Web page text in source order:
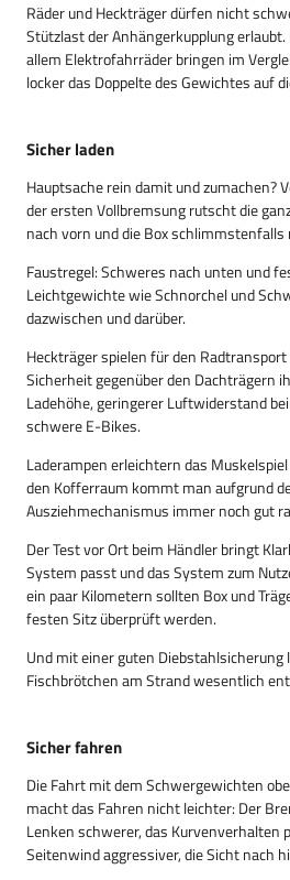
Räder und Heckträger dürfen nicht
Stützlast der Anhängerkupplung
allem Elektrofahrräder bringen im
locker das Doppelte des Gewichtes auf
Sicher laden
Hauptsache rein damit und zumachen?
der ersten Vollbremsung rutscht die
nach vorn und die Box schlimmstenfalls
Faustregel: Schweres nach unten und
Leichtgewichte wie Schnorchel und
dazwischen und darüber.
Heckträger spielen für den
Sicherheit gegenüber den Dachträgern
Ladehöhe, geringerer Luftwiderstand
schwere E-Bikes.
Laderampen erleichtern das
den Kofferraum kommt man aufgrund
Ausziehmechanismus immer noch gut
Der Test vor Ort beim Händler bringt
System passt und das System zum
ein paar Kilometern sollten Box und
festen Sitz überprüft werden.
Und mit einer guten Diebstahlsicherung
Fischbrötchen am Strand wesentlich
Sicher fahren
Die Fahrt mit dem Schwergewichten
macht das Fahren nicht leichter: Der
Lenken schwerer, das Kurvenverhalten
Seitenwind aggressiver, die Sicht nach